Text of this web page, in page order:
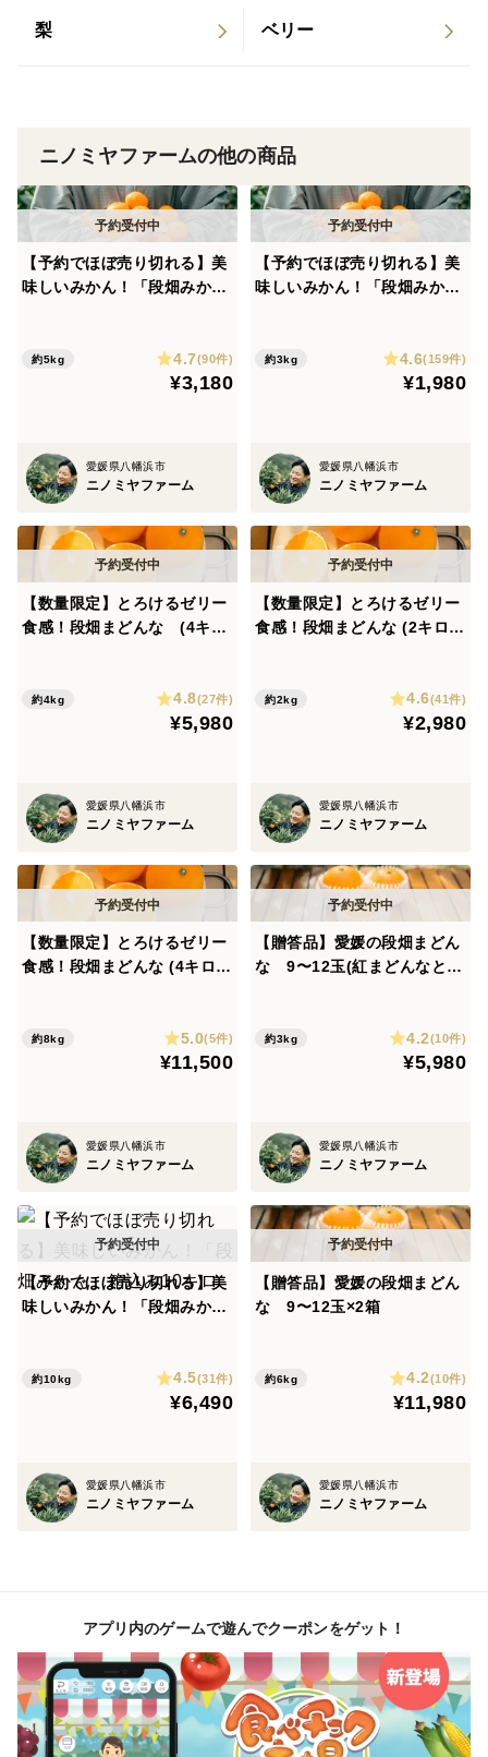
梨 ベリー
ニノミヤファームの他の商品
【予約でほぼ売り切れる】美
味しいみかん！「段畑みか
約5kg 4.7(90件)
¥3,180
愛媛県八幡浜市
ニノミヤファーム
【予約でほぼ売り切れる】美
味しいみかん！「段畑みか
約3kg 4.6(159件)
¥1,980
愛媛県八幡浜市
ニノミヤファーム
【数量限定】とろけるゼリー
食感！段畑まどんな (4キ
約4kg 4.8(27件)
¥5,980
愛媛県八幡浜市
ニノミヤファーム
【数量限定】とろけるゼリー
食感！段畑まどんな (2キロ
約2kg 4.6(41件)
¥2,980
愛媛県八幡浜市
ニノミヤファーム
【数量限定】とろけるゼリー
食感！段畑まどんな (4キロ×
約8kg 5.0(5件)
¥11,500
愛媛県八幡浜市
ニノミヤファーム
【贈答品】愛媛の段畑まどん
な 9〜12玉(紅まどんなと同
約3kg 4.2(10件)
¥5,980
愛媛県八幡浜市
ニノミヤファーム
【予約でほぼ売り切れる】美
味しいみかん！「段畑みか
約10kg 4.5(31件)
¥6,490
愛媛県八幡浜市
ニノミヤファーム
【贈答品】愛媛の段畑まどん
な 9〜12玉×2箱
約6kg 4.2(10件)
¥11,980
愛媛県八幡浜市
ニノミヤファーム
アプリ内のゲームで遊んでクーポンをゲット！